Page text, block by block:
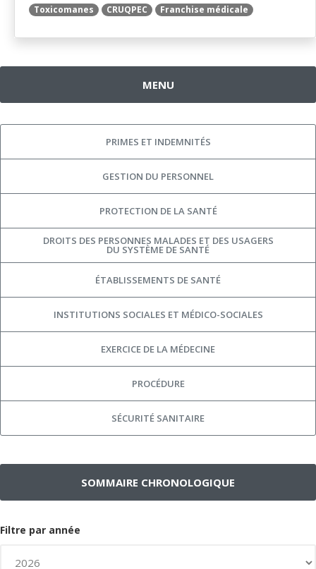
Toxicomanes
CRUQPEC Franchise médicale
MENU
PRIMES ET INDEMNITÉS
GESTION DU PERSONNEL
PROTECTION DE LA SANTÉ
DROITS DES PERSONNES MALADES ET DES USAGERS
DU SYSTÈME DE SANTÉ
ÉTABLISSEMENTS DE SANTÉ
INSTITUTIONS SOCIALES ET MÉDICO-SOCIALES
EXERCICE DE LA MÉDECINE
PROCÉDURE
SÉCURITÉ SANITAIRE
SOMMAIRE CHRONOLOGIQUE
Filtre par année